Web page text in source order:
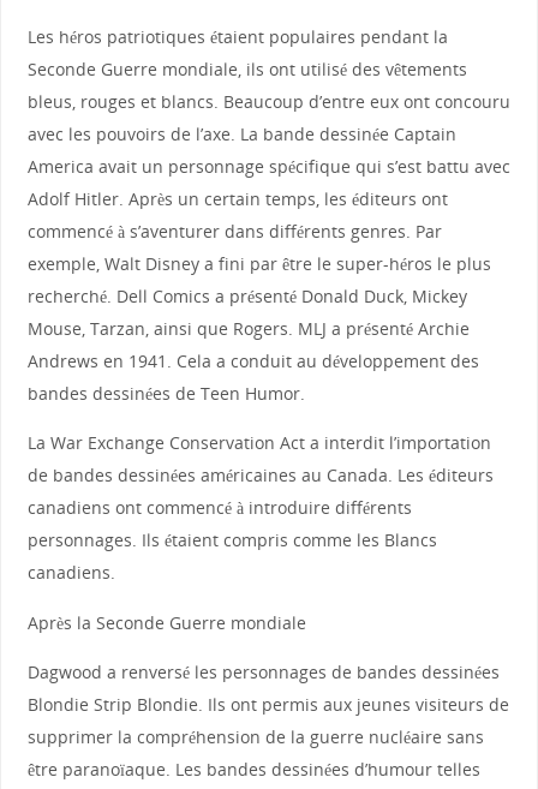
Les héros patriotiques étaient populaires pendant la
Seconde Guerre mondiale, ils ont utilisé des vêtements
bleus, rouges et blancs. Beaucoup d’entre eux ont concouru
avec les pouvoirs de l’axe. La bande dessinée Captain
America avait un personnage spécifique qui s’est battu avec
Adolf Hitler. Après un certain temps, les éditeurs ont
commencé à s’aventurer dans différents genres. Par
exemple, Walt Disney a fini par être le super-héros le plus
recherché. Dell Comics a présenté Donald Duck, Mickey
Mouse, Tarzan, ainsi que Rogers. MLJ a présenté Archie
Andrews en 1941. Cela a conduit au développement des
bandes dessinées de Teen Humor.
La War Exchange Conservation Act a interdit l’importation
de bandes dessinées américaines au Canada. Les éditeurs
canadiens ont commencé à introduire différents
personnages. Ils étaient compris comme les Blancs
canadiens.
Après la Seconde Guerre mondiale
Dagwood a renversé les personnages de bandes dessinées
Blondie Strip Blondie. Ils ont permis aux jeunes visiteurs de
supprimer la compréhension de la guerre nucléaire sans
être paranoïaque. Les bandes dessinées d’humour telles